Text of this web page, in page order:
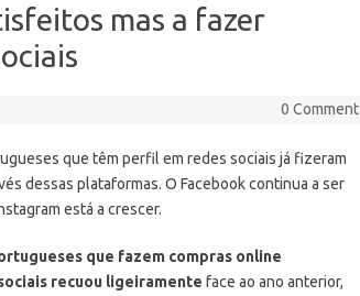
mas a fazer
0 Comment
que têm perfil em redes sociais já fizeram
dessas plataformas. O Facebook continua a ser
está a crescer.
que fazem compras online
recuou ligeiramente face ao ano anterior,